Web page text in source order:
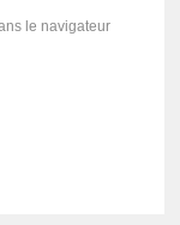
le navigateur